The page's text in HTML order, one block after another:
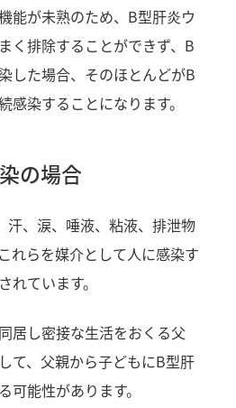
能が未熟のため、B型肝炎ウ
く排除することができず、B
した場合、そのほとんどがB
感染することになります。
の場合
汗、涙、唾液、粘液、排泄物
れらを媒介として人に感染す
れています。
居し密接な生活をおくる父
て、父親から子どもにB型肝
可能性があります。